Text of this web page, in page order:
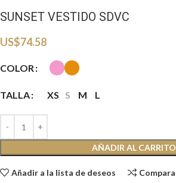
SUNSET VESTIDO SDVC
US$74.58
COLOR
TALLA XS S M L
AÑADIR AL CARRITO
Añadir a la lista de deseos Compara